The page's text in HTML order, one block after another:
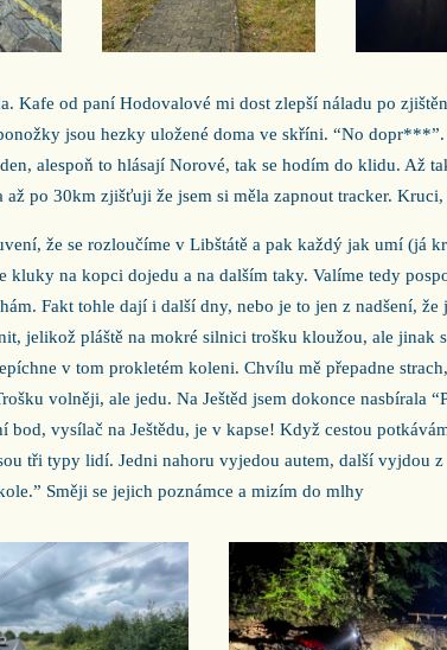
Kafe od paní Hodovalové mi dost zlepší náladu po
jsou hezky uložené doma ve skříni. “No
alespoň to hlásají Norové, tak se hodím do klidu. Až
až po 30km zjišťuji že jsem si měla zapnout tracker. Kruci,
že se rozloučíme v Libštátě a pak každý jak umí (já
kluky na kopci dojedu a na dalším taky. Valíme tedy
Fakt tohle dají i další dny, nebo je to jen z nadšení, že
jelikož pláště na mokré silnici trošku kloužou, ale jinak
v tom prokletém koleni. Chvílu mě přepadne
volněji, ale jedu. Na Ještěd jsem dokonce nasbírala
bod, vysílač na Ještědu, je v kapse! Když cestou
tři typy lidí. Jedni nahoru vyjedou autem, další vyjdou z
Směji se jejich poznámce a mizím do mlhy